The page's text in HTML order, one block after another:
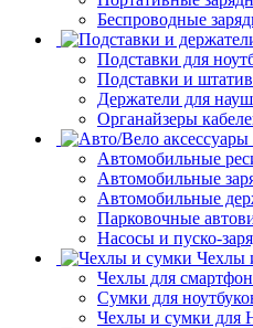
Беспроводные
Подставки для
Подставки и
Держатели для
Органайзеры
Автомобильные
Автомобильные
Автомобильные
Парковочные
Насосы и пуско-
Чехлы
Чехлы для
Сумки для
Чехлы и сумки для